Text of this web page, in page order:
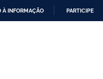
À INFORMAÇÃO PARTICIPE